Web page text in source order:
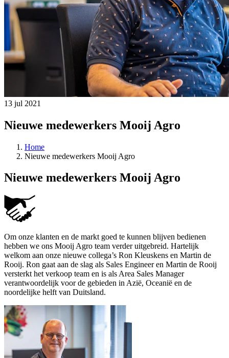
13 jul 2021
Nieuwe medewerkers Mooij Agro
Home
Nieuwe medewerkers Mooij Agro
Nieuwe medewerkers Mooij Agro
Om onze klanten en de markt goed te kunnen blijven bedienen
hebben we ons Mooij Agro team verder uitgebreid. Hartelijk
welkom aan onze nieuwe collega’s Ron Kleuskens en Martin de
Rooij. Ron gaat aan de slag als Sales Engineer en Martin de Rooij
versterkt het verkoop team en is als Area Sales Manager
verantwoordelijk voor de gebieden in Azië, Oceanië en de
noordelijke helft van Duitsland.